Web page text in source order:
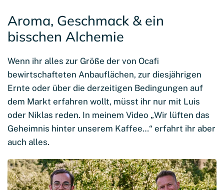
Aroma, Geschmack & ein
bisschen Alchemie
Wenn ihr alles zur Größe der von Ocafi
bewirtschafteten Anbauflächen, zur diesjährigen
Ernte oder über die derzeitigen Bedingungen auf
dem Markt erfahren wollt, müsst ihr nur mit Luis
oder Niklas reden. In meinem Video „Wir lüften das
Geheimnis hinter unserem Kaffee…“ erfahrt ihr aber
auch alles.